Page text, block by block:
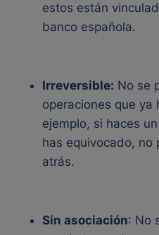
estos están
banco española.
Irreversible: No se
operaciones que ya
ejemplo, si haces
has equivocado, no
atrás.
Sin asociación: No